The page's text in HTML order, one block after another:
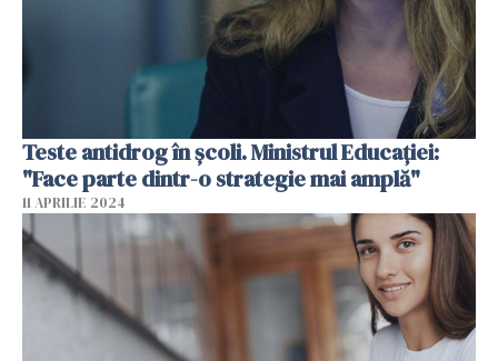
Teste antidrog în școli. Ministrul Educației:
"Face parte dintr-o strategie mai amplă"
11 APRILIE 2024